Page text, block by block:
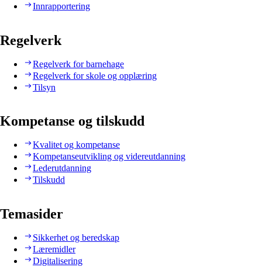
Innrapportering
Regelverk
Regelverk for barnehage
Regelverk for skole og opplæring
Tilsyn
Kompetanse og tilskudd
Kvalitet og kompetanse
Kompetanseutvikling og videreutdanning
Lederutdanning
Tilskudd
Temasider
Sikkerhet og beredskap
Læremidler
Digitalisering